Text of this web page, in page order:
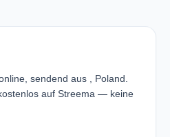
sendend aus , Poland.
auf Streema — keine